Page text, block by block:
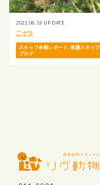
2022.06.13 UP DATE.
二ゲラ
スタッフ余暇レポート,看護スタッフ
ブログ